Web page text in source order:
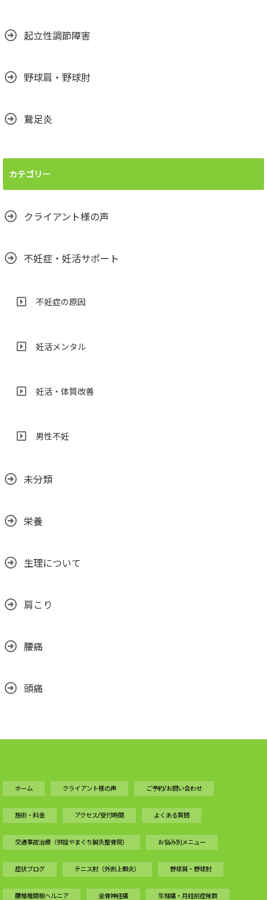
起立性調節障害
野球肩・野球肘
鵞足炎
カテゴリー
クライアント様の声
不妊症・妊活サポート
不妊症の原因
妊活メンタル
妊活・体質改善
男性不妊
未分類
栄養
生理について
肩こり
腰痛
頭痛
ホーム クライアント様の声 ご予約/お問い合わせ
施術・料金 アクセス/受付時間 よくある質問
交通事故治療（併設やまぐち鍼灸整骨院） お悩み別メニュー
症状ブログ テニス肘（外側上顆炎） 野球肩・野球肘
腰椎椎間板ヘルニア 坐骨神経痛 生理痛・月経前症候群